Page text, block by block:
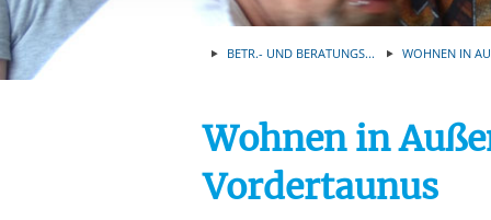
Ihre etwaige Einwilligung
aufgrund berechtigter
BETR.- UND BERATUNGS... WOHNEN IN
Wohnen in
Vordertaunus